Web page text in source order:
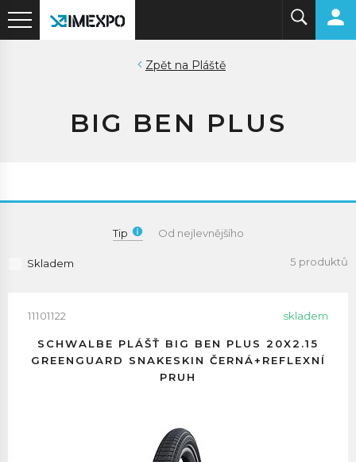
Pláště
BIG BEN PLUS
Tip Od nejlevnějšího
Skladem 5 produktů
11101122 skladem
SCHWALBE PLÁŠŤ BIG BEN PLUS 20X2.15
GREENGUARD SNAKESKIN ČERNÁ+REFLEXNÍ
PRUH